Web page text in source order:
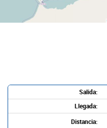
Salida:
Llegada:
Distancia: